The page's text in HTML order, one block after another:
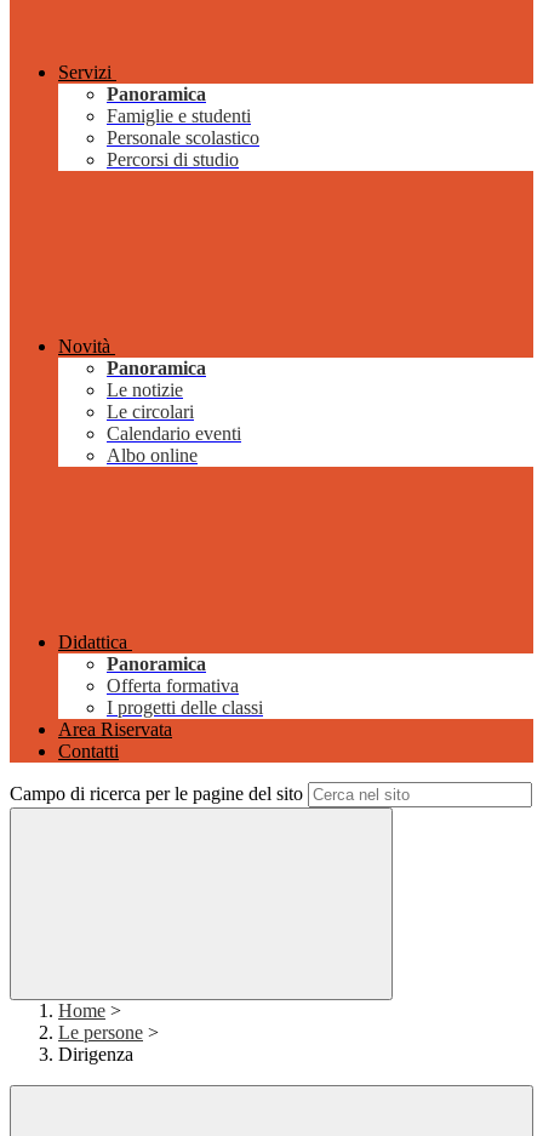
Servizi
Panoramica
Famiglie e studenti
Personale scolastico
Percorsi di studio
Novità
Panoramica
Le notizie
Le circolari
Calendario eventi
Albo online
Didattica
Panoramica
Offerta formativa
I progetti delle classi
Area Riservata
Contatti
Campo di ricerca per le pagine del sito
Home >
Le persone >
Dirigenza